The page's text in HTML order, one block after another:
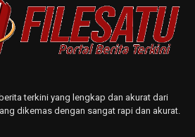
terkini yang lengkap dan akurat dari
dikemas dengan sangat rapi dan akurat.